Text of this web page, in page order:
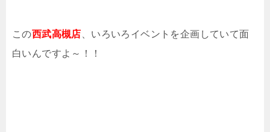
この西武高槻店 、いろいろイベントを企画していて面
白いんですよ～！！